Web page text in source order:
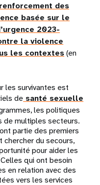
des
basée sur le
2023-
la violence
les contextes(en
les survivantes est
de santé sexuelle
les politiques
de multiples secteurs.
partie des premiers
chercher du secours,
pour aider les
qui ont besoin
en relation avec des
vers les services